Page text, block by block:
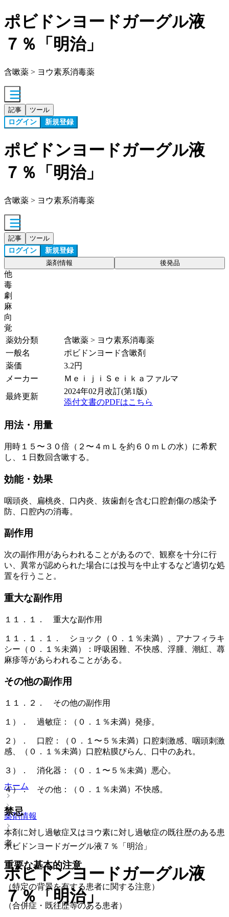
ポビドンヨードガーグル液
７％「明治」
含嗽薬 > ヨウ素系消毒薬
記事 ツール
ログイン 新規登録
ポビドンヨードガーグル液
７％「明治」
含嗽薬 > ヨウ素系消毒薬
記事 ツール
ログイン 新規登録
薬剤情報 後発品
他
毒
劇
麻
向
覚
薬効分類
含嗽薬 > ヨウ素系消毒薬
一般名
ポビドンヨード含嗽剤
薬価
3.2円
メーカー
ＭｅｉｊｉＳｅｉｋａファルマ
最終更新
2024年02月改訂(第1版)
添付文書のPDFはこちら
用法・用量
用時１５〜３０倍（２〜４ｍＬを約６０ｍＬの水）に希釈
し、１日数回含嗽する。
効能・効果
咽頭炎、扁桃炎、口内炎、抜歯創を含む口腔創傷の感染予
防、口腔内の消毒。
副作用
次の副作用があらわれることがあるので、観察を十分に行
い、異常が認められた場合には投与を中止するなど適切な処
置を行うこと。
重大な副作用
１１．１． 重大な副作用
１１．１．１． ショック（０．１％未満）、アナフィラキ
シー（０．１％未満）：呼吸困難、不快感、浮腫、潮紅、蕁
麻疹等があらわれることがある。
その他の副作用
１１．２． その他の副作用
１）． 過敏症：（０．１％未満）発疹。
２）． 口腔：（０．１〜５％未満）口腔刺激感、咽頭刺激
感、（０．１％未満）口腔粘膜びらん、口中のあれ。
３）． 消化器：（０．１〜５％未満）悪心。
４）． その他：（０．１％未満）不快感。
禁忌
本剤に対し過敏症又はヨウ素に対し過敏症の既往歴のある患
者。
重要な基本的注意
（特定の背景を有する患者に関する注意）
（合併症・既往歴等のある患者）
ホーム
薬剤情報
ポビドンヨードガーグル液７％「明治」
ポビドンヨードガーグル液
７％「明治」